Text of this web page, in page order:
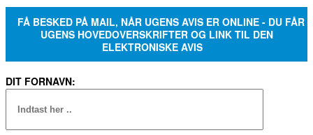
FÅ BESKED PÅ MAIL, NÅR UGENS AVIS ER ONLINE - DU FÅR
UGENS HOVEDOVERSKRIFTER OG LINK TIL DEN
ELEKTRONISKE AVIS
DIT FORNAVN: